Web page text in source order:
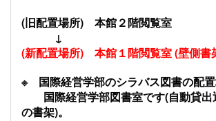
(旧配置場所) 本館２階閲覧室
↓
(新配置場所) 本館１階閲覧室 (壁側書
※ 国際経営学部のシラバス図書の配置
国際経営学部図書室です(自動貸出
の書架)。